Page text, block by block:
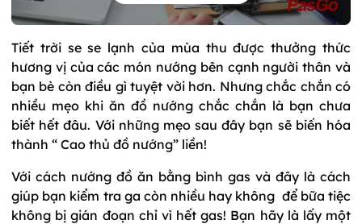
Tiết trời se se lạnh của mùa thu được thưởng thức
hương vị của các món nướng bên cạnh người thân và
bạn bè còn điều gì tuyệt vời hơn. Nhưng chắc chắn có
nhiều mẹo khi ăn đồ nướng chắc chắn là bạn chưa
biết hết đâu. Với những mẹo sau đây bạn sẽ biến hóa
thành “ Cao thủ đồ nướng” liền!
Với cách nướng đồ ăn bằng bình gas và đây là cách
giúp bạn kiểm tra ga còn nhiều hay không để bữa tiệc
không bị gián đoạn chỉ vì hết gas! Bạn hãy là lấy một